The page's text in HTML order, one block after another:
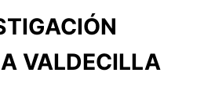
VALDECILLA